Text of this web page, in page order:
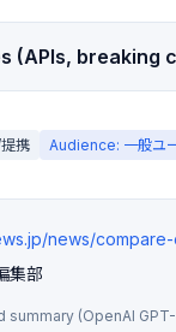
(APIs, breaking
携 Audience: 一般ユ
news/
集部
summary (OpenAI